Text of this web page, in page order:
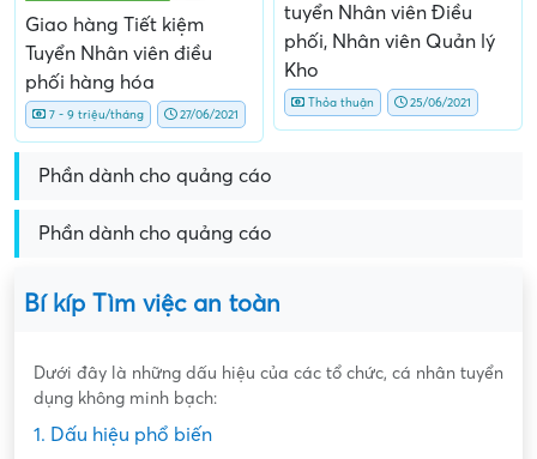
Giao hàng Tiết kiệm
Tuyển Nhân viên điều
phối hàng hóa
7 - 9 triệu/tháng 27/06/2021
tuyển Nhân viên Điều
phối, Nhân viên Quản lý
Kho
Thỏa thuận 25/06/2021
Phần dành cho quảng cáo
Phần dành cho quảng cáo
Bí kíp Tìm việc an toàn
Dưới đây là những dấu hiệu của các tổ chức, cá nhân tuyển
dụng không minh bạch:
1. Dấu hiệu phổ biến